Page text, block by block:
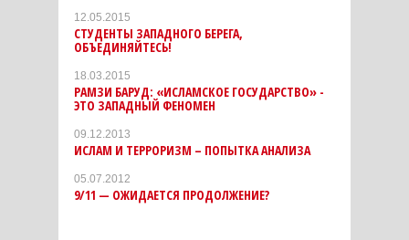
12.05.2015
СТУДЕНТЫ ЗАПАДНОГО БЕРЕГА,
ОБЪЕДИНЯЙТЕСЬ!
18.03.2015
РАМЗИ БАРУД: «ИСЛАМСКОЕ ГОСУДАРСТВО» -
ЭТО ЗАПАДНЫЙ ФЕНОМЕН
09.12.2013
ИСЛАМ И ТЕРРОРИЗМ – ПОПЫТКА АНАЛИЗА
05.07.2012
9/11 — ОЖИДАЕТСЯ ПРОДОЛЖЕНИЕ?